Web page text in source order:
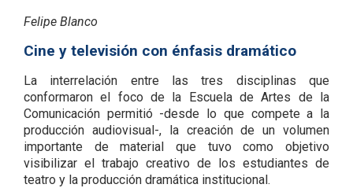
Felipe Blanco
Cine y televisión con énfasis dramático
La interrelación entre las tres disciplinas que
conformaron el foco de la Escuela de Artes de la
Comunicación permitió -desde lo que compete a la
producción audiovisual-, la creación de un volumen
importante de material que tuvo como objetivo
visibilizar el trabajo creativo de los estudiantes de
teatro y la producción dramática institucional.